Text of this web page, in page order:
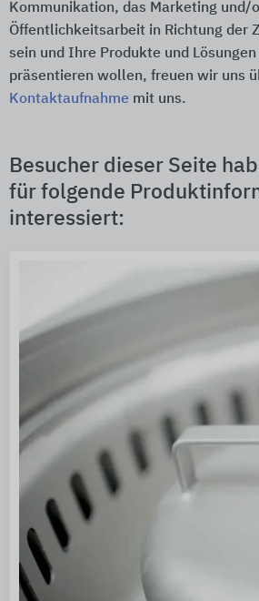
Kommunikation, das Marketing und/
Öffentlichkeitsarbeit in Richtung der
sein und Ihre Produkte und
präsentieren wollen, freuen wir uns
Kontaktaufnahme mit uns.
Besucher dieser Seite
für folgende
interessiert: